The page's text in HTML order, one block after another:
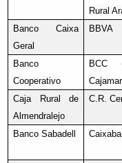
Rural
Banco Caixa
Geral
BBVA
Banco
Cooperativo
BCC
Caja Rural de
Almendralejo
C.R.
Banco Sabadell